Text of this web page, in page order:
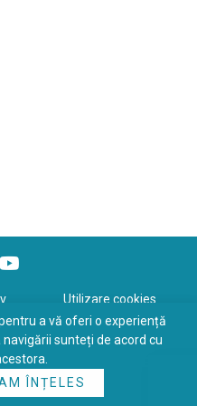
Utilizare cookies
Powered by
a vă oferi o experiență
sunteți de acord cu
ÎNȚELES